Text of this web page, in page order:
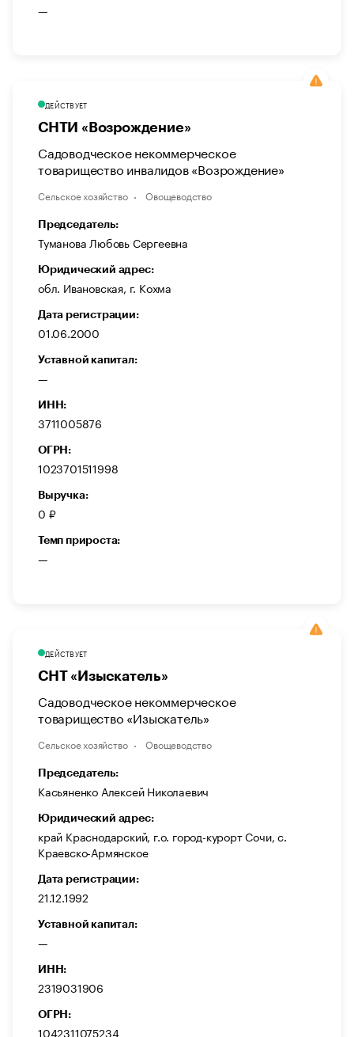
—
ДЕЙСТВУЕТ
СНТИ «Возрождение»
Садоводческое некоммерческое
товарищество инвалидов «Возрождение»
Сельское хозяйство Овощеводство
Председатель:
Туманова Любовь Сергеевна
Юридический адрес:
обл. Ивановская, г. Кохма
Дата регистрации:
01.06.2000
Уставной капитал:
—
ИНН:
3711005876
ОГРН:
1023701511998
Выручка:
0 ₽
Темп прироста:
—
ДЕЙСТВУЕТ
СНТ «Изыскатель»
Садоводческое некоммерческое
товарищество «Изыскатель»
Сельское хозяйство Овощеводство
Председатель:
Касьяненко Алексей Николаевич
Юридический адрес:
край Краснодарский, г.о. город-курорт Сочи, с.
Краевско-Армянское
Дата регистрации:
21.12.1992
Уставной капитал:
—
ИНН:
2319031906
ОГРН:
1042311075234